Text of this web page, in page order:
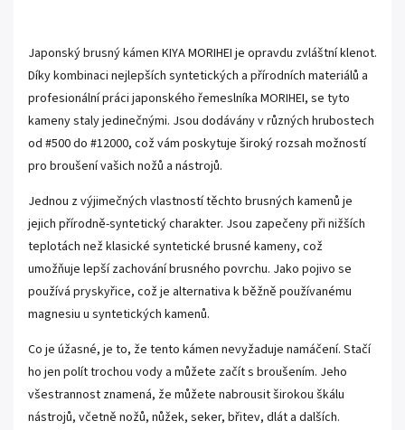
Japonský brusný kámen KIYA MORIHEI je opravdu zvláštní klenot.
Díky kombinaci nejlepších syntetických a přírodních materiálů a
profesionální práci japonského řemeslníka MORIHEI, se tyto
kameny staly jedinečnými. Jsou dodávány v různých hrubostech
od #500 do #12000, což vám poskytuje široký rozsah možností
pro broušení vašich nožů a nástrojů.
Jednou z výjimečných vlastností těchto brusných kamenů je
jejich přírodně-syntetický charakter. Jsou zapečeny při nižších
teplotách než klasické syntetické brusné kameny, což
umožňuje lepší zachování brusného povrchu. Jako pojivo se
používá pryskyřice, což je alternativa k běžně používanému
magnesiu u syntetických kamenů.
Co je úžasné, je to, že tento kámen nevyžaduje namáčení. Stačí
ho jen polít trochou vody a můžete začít s broušením. Jeho
všestrannost znamená, že můžete nabrousit širokou škálu
nástrojů, včetně nožů, nůžek, seker, břitev, dlát a dalších.